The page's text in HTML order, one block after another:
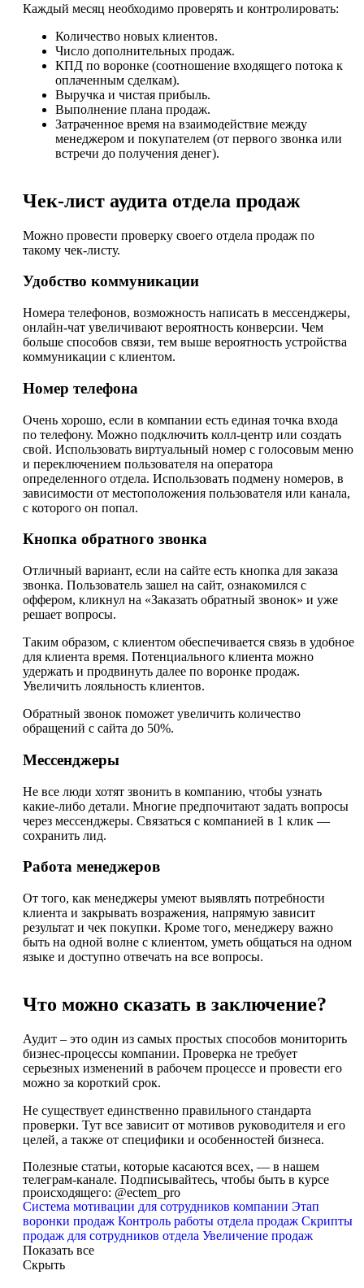
Каждый месяц необходимо проверять и контролировать:
Количество новых клиентов.
Число дополнительных продаж.
КПД по воронке (соотношение входящего потока к
оплаченным сделкам).
Выручка и чистая прибыль.
Выполнение плана продаж.
Затраченное время на взаимодействие между
менеджером и покупателем (от первого звонка или
встречи до получения денег).
Чек-лист аудита отдела продаж
Можно провести проверку своего отдела продаж по
такому чек-листу.
Удобство коммуникации
Номера телефонов, возможность написать в мессенджеры,
онлайн-чат увеличивают вероятность конверсии. Чем
больше способов связи, тем выше вероятность устройства
коммуникации с клиентом.
Номер телефона
Очень хорошо, если в компании есть единая точка входа
по телефону. Можно подключить колл-центр или создать
свой. Использовать виртуальный номер с голосовым меню
и переключением пользователя на оператора
определенного отдела. Использовать подмену номеров, в
зависимости от местоположения пользователя или канала,
с которого он попал.
Кнопка обратного звонка
Отличный вариант, если на сайте есть кнопка для заказа
звонка. Пользователь зашел на сайт, ознакомился с
оффером, кликнул на «Заказать обратный звонок» и уже
решает вопросы.
Таким образом, с клиентом обеспечивается связь в удобное
для клиента время. Потенциального клиента можно
удержать и продвинуть далее по воронке продаж.
Увеличить лояльность клиентов.
Обратный звонок поможет увеличить количество
обращений с сайта до 50%.
Мессенджеры
Не все люди хотят звонить в компанию, чтобы узнать
какие-либо детали. Многие предпочитают задать вопросы
через мессенджеры. Связаться с компанией в 1 клик —
сохранить лид.
Работа менеджеров
От того, как менеджеры умеют выявлять потребности
клиента и закрывать возражения, напрямую зависит
результат и чек покупки. Кроме того, менеджеру важно
быть на одной волне с клиентом, уметь общаться на одном
языке и доступно отвечать на все вопросы.
Что можно сказать в заключение?
Аудит – это один из самых простых способов мониторить
бизнес-процессы компании. Проверка не требует
серьезных изменений в рабочем процессе и провести его
можно за короткий срок.
Не существует единственно правильного стандарта
проверки. Тут все зависит от мотивов руководителя и его
целей, а также от специфики и особенностей бизнеса.
Полезные статьи, которые касаются всех, — в нашем
телеграм-канале. Подписывайтесь, чтобы быть в курсе
происходящего: @ectem_pro
Система мотивации для сотрудников компании Этап
воронки продаж Контроль работы отдела продаж Скрипты
продаж для сотрудников отдела Увеличение продаж
Показать все
Скрыть